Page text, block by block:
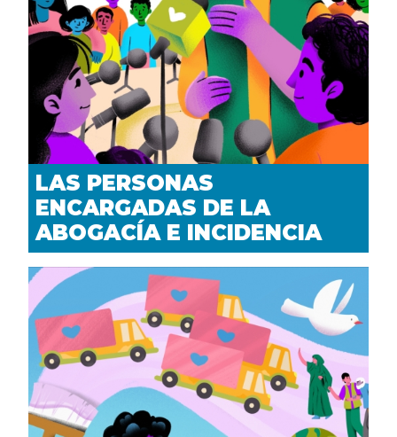
LAS PERSONAS
ENCARGADAS DE LA
ABOGACÍA E INCIDENCIA